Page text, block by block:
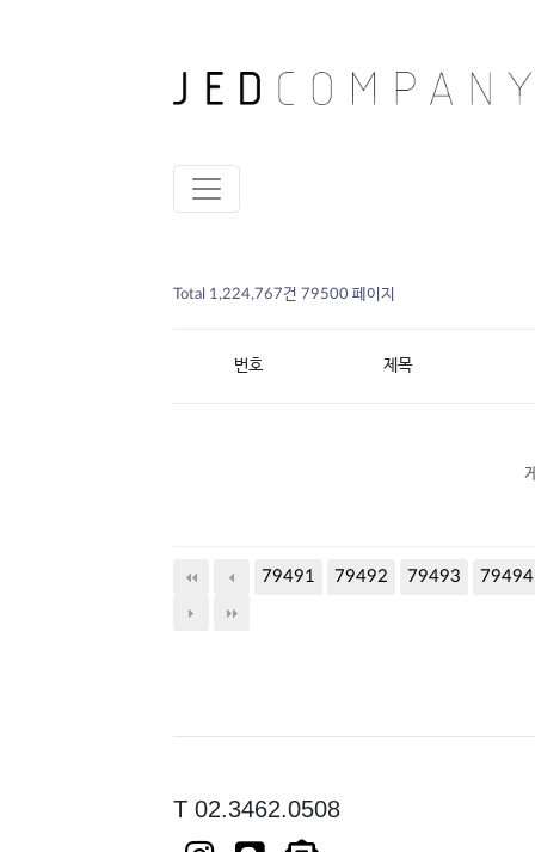
Total 1,224,767건 79500 페이지
번호 제목
79491 79492 79493 79494
T 02.3462.0508